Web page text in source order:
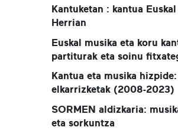
Kantuketan : kantua Euskal
Herrian
Euskal musika eta koru
partiturak eta soinu
Kantua eta musika hizpide:
elkarrizketak (2008-2023)
SORMEN aldizkaria:
eta sorkuntza